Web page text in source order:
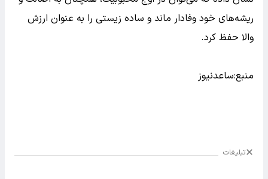
ریشه‌های خود وفادار ماند و ساده زیستی را به عنوان ارزش
والا حفظ کرد.
منبع:ساعدنیوز
تبلیغات